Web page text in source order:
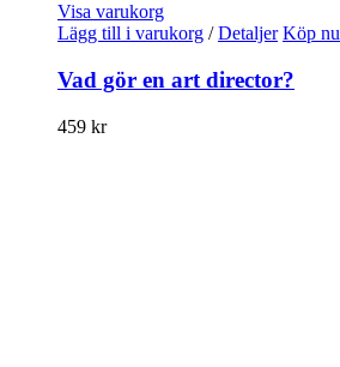
Visa varukorg
Lägg till i varukorg / Detaljer Köp nu
Vad gör en art director?
459 kr